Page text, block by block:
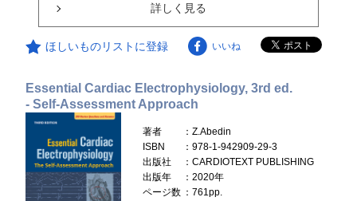
詳しく見る
ほしいものリストに登録 いいね
Essential Cardiac Electrophysiology, 3rd ed.
- Self-Assessment Approach
著者
：Z.Abedin
ISBN
：978-1-942909-29-3
出版社
：CARDIOTEXT PUBLISHING
出版年
：2020年
ページ数 ：761pp.